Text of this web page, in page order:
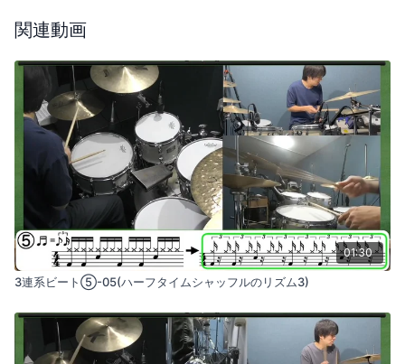
教室での進め方としては、このような特定のパターンを用いて実
関連動画
01:30
3連系ビート⑤-05(ハーフタイムシャッフルのリズム3)